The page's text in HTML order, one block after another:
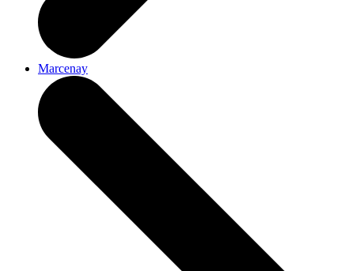
Marcenay